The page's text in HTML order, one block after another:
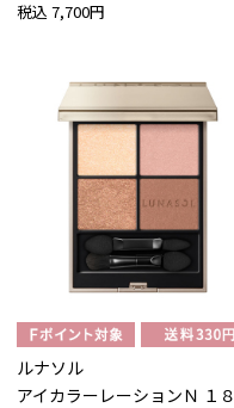
税込 7,700円
ルナソル
アイカラーレーションＮ １８